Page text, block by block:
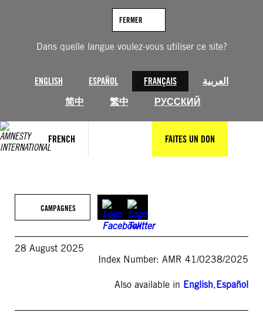
Dans quelle langue voulez-vous utiliser ce site?
ENGLISH ESPAÑOL FRANÇAIS
العربية
简中
繁中 РУССКИЙ
FERMER
FRENCH FAITES UN DON
CAMPAGNES
28 August 2025
Index Number: AMR 41/0238/2025
Also available in English,Español